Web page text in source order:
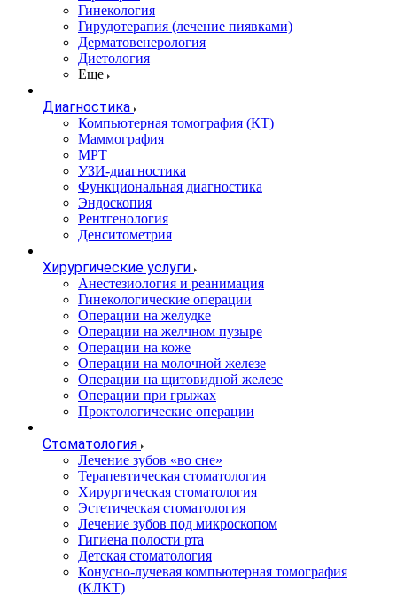
Гинекология
Гирудотерапия (лечение пиявками)
Дерматовенерология
Диетология
Еще
Диагностика
Компьютерная томография (КТ)
Маммография
МРТ
УЗИ-диагностика
Функциональная диагностика
Эндоскопия
Рентгенология
Денситометрия
Хирургические услуги
Анестезиология и реанимация
Гинекологические операции
Операции на желудке
Операции на желчном пузыре
Операции на коже
Операции на молочной железе
Операции на щитовидной железе
Операции при грыжах
Проктологические операции
Стоматология
Лечение зубов «во сне»
Терапевтическая стоматология
Хирургическая стоматология
Эстетическая стоматология
Лечение зубов под микроскопом
Гигиена полости рта
Детская стоматология
Конусно-лучевая компьютерная томография
(КЛКТ)